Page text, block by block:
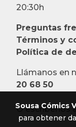
20:30h
Preguntas
Términos y
Política de
Llámanos en
20 68 50
O escríbenos
Sousa Cómics
para obtener